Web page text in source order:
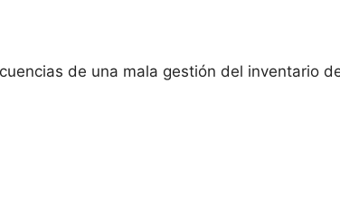
de una mala gestión del inventario